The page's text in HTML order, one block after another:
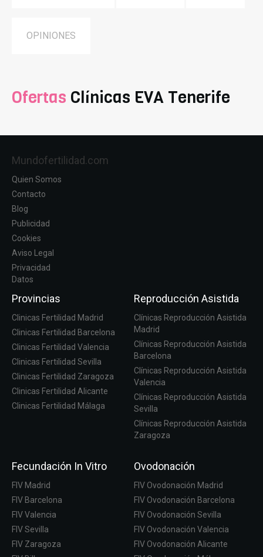
OPINIONES
Ofertas Clínicas EVA Tenerife
Mundofertilidad.com
Quien Somos
Contacto
Blog
Publicidad
Cookies
Aviso Legal
Privacidad
Datos
Provincias
Clinicas Fertilidad Madrid
Clinicas Fertilidad Barcelona
Clinicas Fertilidad Valencia
Clinicas Fertilidad Sevilla
Clinicas Fertilidad Zaragoza
Clinicas Fertilidad Alicante
Clinicas Fertilidad Málaga
Reproducción Asistida
Clínicas Reproducción Asistida
Madrid
Clínicas Reproducción Asistida
Barcelona
Clínicas Reproducción Asistida
Valencia
Clínicas Reproducción Asistida
Sevilla
Clínicas Reproducción Asistida
Zaragoza
Fecundación In Vitro
FIV Madrid
FIV Barcelona
FIV Valencia
FIV Sevilla
FIV Zaragoza
Ovodonación
FIV Ovodonación Madrid
FIV Ovodonación Barcelona
FIV Ovodonación Sevilla
FIV Ovodonación Valencia
FIV Ovodonación Alicante